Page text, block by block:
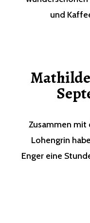
und
Zusammen mit
Lohengrin
Enger eine